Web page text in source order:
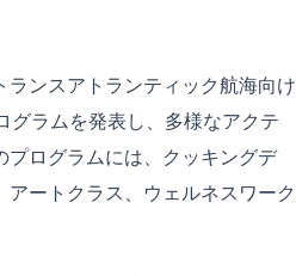
ランスアトランティック航海向け
グラムを発表し、多様なアクテ
プログラムには、クッキングデ
ートクラス、ウェルネスワーク